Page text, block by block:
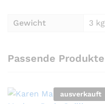
Gewicht 3 kg
Passende Produkte
ausverkauft